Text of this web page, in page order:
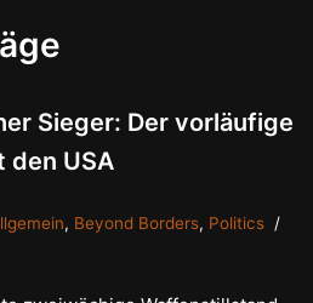
Sieger: Der vorläufige
den USA
, Beyond Borders, Politics